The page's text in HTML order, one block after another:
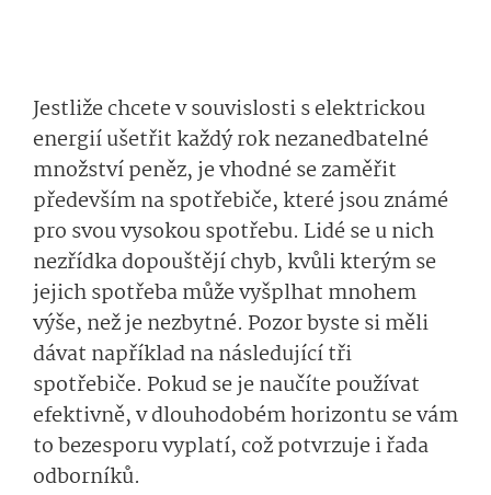
Jestliže chcete v souvislosti s elektrickou
energií ušetřit každý rok nezanedbatelné
množství peněz, je vhodné se zaměřit
především na spotřebiče, které jsou známé
pro svou vysokou spotřebu. Lidé se u nich
nezřídka dopouštějí chyb, kvůli kterým se
jejich spotřeba může vyšplhat mnohem
výše, než je nezbytné. Pozor byste si měli
dávat například na následující tři
spotřebiče. Pokud se je naučíte používat
efektivně, v dlouhodobém horizontu se vám
to bezesporu vyplatí, což potvrzuje i řada
odborníků.